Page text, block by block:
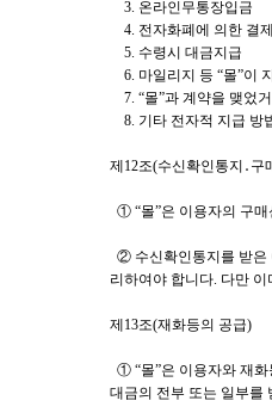
3. 온라인무통장입금
4. 전자화폐에 의한 결제
5. 수령시 대금지급
6. 마일리지 등 “몰”이
7. “몰”과 계약을 맺었
8. 기타 전자적 지급 방
제12조(수신확인통지․구
① “몰”은 이용자의 구
② 수신확인통지를 받은
리하여야 합니다. 다만
제13조(재화등의 공급)
① “몰”은 이용자와 재화
대금의 전부 또는 일부를